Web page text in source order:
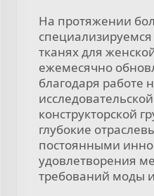
На протяжении
тканях для
ежемесячно
благодаря работе
конструкторской
глубокие
постоянными
удовлетворения
требований моды